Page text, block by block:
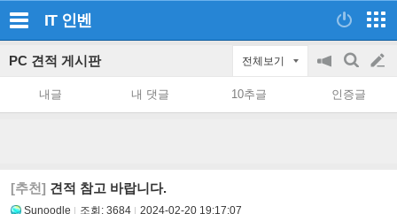
IT 인벤
PC 견적 게시판 전체보기
공
on/off
검
색
글
쓰
내글 내 댓글 10추글 인증글
[추천] 견적 참고 바랍니다.
Sunoodle 조회: 3684 2024-02-20 19:17:07